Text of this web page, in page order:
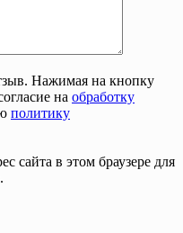
Нажимая на кнопку
на обработку
политику
сайта в этом браузере для